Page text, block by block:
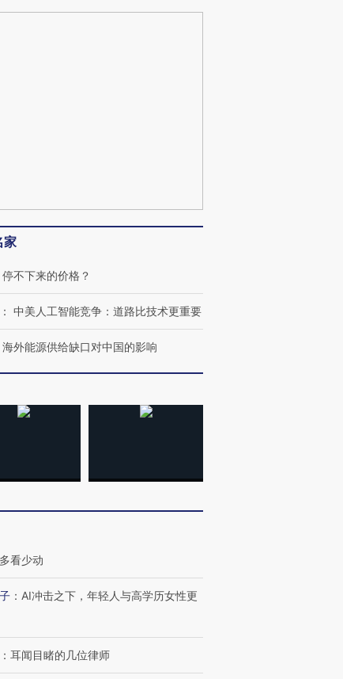
金
届链博
链”接产
家
停不下来的价格？
： 中美人工智能竞争：道路比技术更重要
海外能源供给缺口对中国的影响
多看少动
： AI冲击之下，年轻人与高学历女性更
： 耳闻目睹的几位律师